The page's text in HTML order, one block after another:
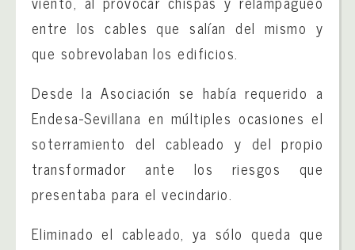
entre los cables que salían del mismo y
que sobrevolaban los edificios.
Desde la Asociación se había requerido a
Endesa-Sevillana en múltiples ocasiones el
soterramiento del cableado y del propio
transformador ante los riesgos que
presentaba para el vecindario.
Eliminado el cableado, ya sólo queda que